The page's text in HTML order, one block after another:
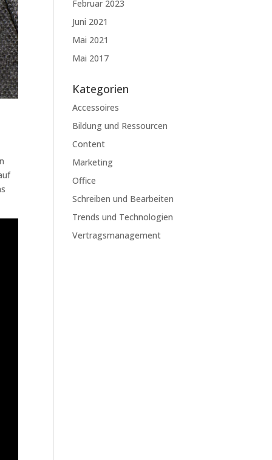
Februar 2023
Juni 2021
Mai 2021
Mai 2017
Kategorien
Accessoires
Bildung und Ressourcen
Content
Marketing
Office
Schreiben und Bearbeiten
Trends und Technologien
Vertragsmanagement